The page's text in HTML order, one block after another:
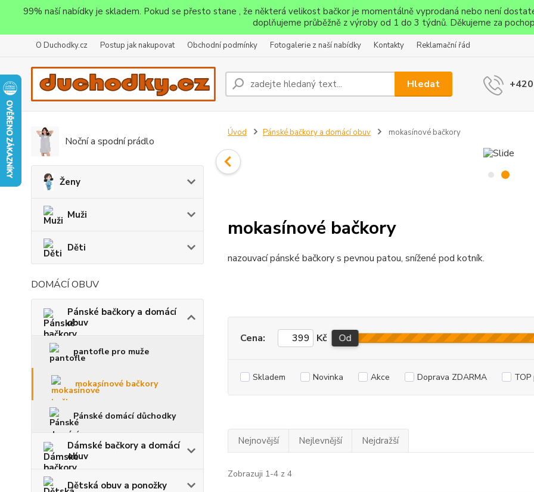
99% naší nabídky je skladem. Pokud se přesto stane , že některá velikost bačkor je momentálně vyprodaná nebo není
doplňujeme průběžně z výroby od 1 do 3 týdnů. Děkujeme za
O Duchodky.cz Postup jak nakupovat Obchodní podmínky Fotogalerie z naší nabídky Kontakty Reklamační řád
Hledat
Noční a spodní prádlo
Ženy
Muži
Děti
DOMÁCÍ OBUV
Pánské bačkory a domácí
obuv
pantofle pro muže
mokasínové bačkory
Pánské domácí důchodky
Dámské bačkory a domácí
obuv
Dětská obuv a ponožky
Úvod Pánské bačkory a domácí obuv mokasínové bačkory
mokasínové bačkory
nazouvací pánské bačkory s pevnou patou, snížené pod kotník.
Cena: Kč Od
Skladem Novinka Akce Doprava ZDARMA
Nejnovější Nejlevnější Nejdražší
Zobrazuji 1-4 z 4